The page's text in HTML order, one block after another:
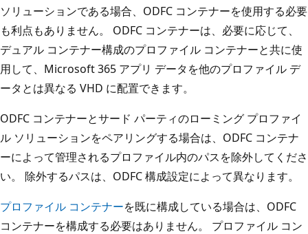
ソリューションである場合、ODFC コンテナーを使用する必要
も利点もありません。 ODFC コンテナーは、必要に応じて、
デュアル コンテナー構成のプロファイル コンテナーと共に使
用して、Microsoft 365 アプリ データを他のプロファイル デ
ータとは異なる VHD に配置できます。
ODFC コンテナーとサード パーティのローミング プロファイ
ル ソリューションをペアリングする場合は、ODFC コンテナ
ーによって管理されるプロファイル内のパスを除外してくださ
い。 除外するパスは、ODFC 構成設定によって異なります。
プロファイル コンテナーを既に構成している場合は、ODFC
コンテナーを構成する必要はありません。 プロファイル コン